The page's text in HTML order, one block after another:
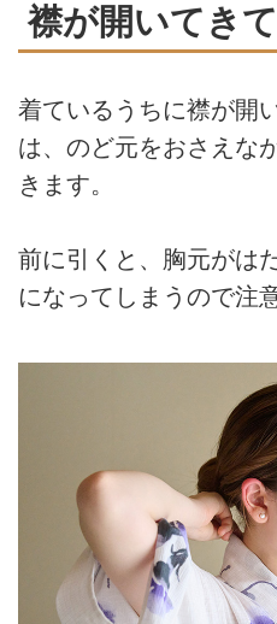
襟が開いてき
着ているうちに襟が開
は、のど元をおさえな
きます。
前に引くと、胸元がは
になってしまうので注意